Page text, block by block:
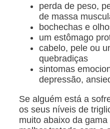
perda de peso,
de massa
bochechas e
um estômago
cabelo, pele ou
quebradiças
sintomas
depressão,
Se alguém está a
os seus níveis de
muito abaixo da